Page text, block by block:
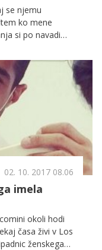
se njemu
ko mene
si po navadi
Preberite, na kaj
02. 10. 2017 08.06
imela
okoli hodi
časa živi v Los
ženskega